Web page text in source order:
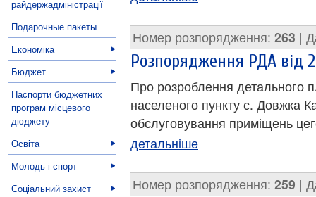
райдержадміністрації
Подарочные пакеты
Економіка
Бюджет
Паспорти бюджетних
програм місцевого
дюджету
Освіта
Молодь і спорт
Соціальний захист
Номер розпорядження: 263 |
Розпорядження РДА від
Про розроблення детального
населеного пункту с. Довжка
обслуговування приміщень
детальніше
Номер розпорядження: 259 |